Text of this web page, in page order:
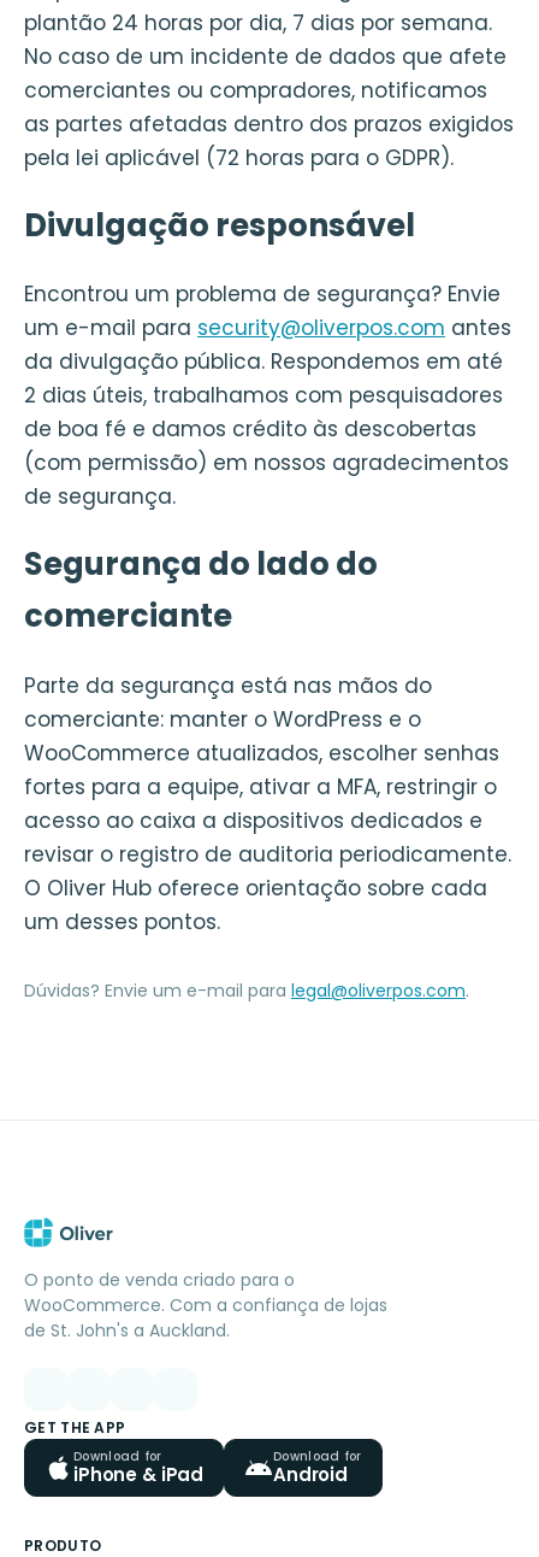
plantão 24 horas por dia, 7 dias por semana.
No caso de um incidente de dados que afete
comerciantes ou compradores, notificamos
as partes afetadas dentro dos prazos exigidos
pela lei aplicável (72 horas para o GDPR).
Divulgação responsável
Encontrou um problema de segurança? Envie
um e-mail para security@oliverpos.com antes
da divulgação pública. Respondemos em até
2 dias úteis, trabalhamos com pesquisadores
de boa fé e damos crédito às descobertas
(com permissão) em nossos agradecimentos
de segurança.
Segurança do lado do
comerciante
Parte da segurança está nas mãos do
comerciante: manter o WordPress e o
WooCommerce atualizados, escolher senhas
fortes para a equipe, ativar a MFA, restringir o
acesso ao caixa a dispositivos dedicados e
revisar o registro de auditoria periodicamente.
O Oliver Hub oferece orientação sobre cada
um desses pontos.
Dúvidas? Envie um e-mail para legal@oliverpos.com.
O ponto de venda criado para o
WooCommerce. Com a confiança de lojas
de St. John's a Auckland.
GET THE APP
Download for
iPhone & iPad
Download for
Android
PRODUTO